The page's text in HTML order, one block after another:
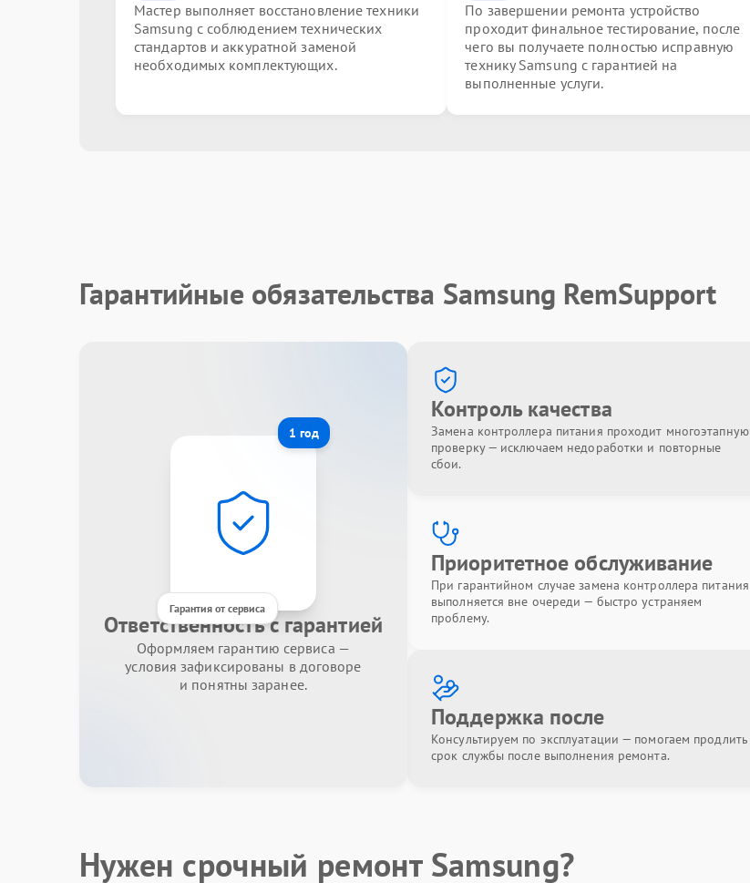
Мастер выполняет восстановление техники
Samsung с соблюдением технических
стандартов и аккуратной заменой
необходимых комплектующих.
По завершении ремонта устройство
проходит финальное тестирование, после
чего вы получаете полностью исправную
технику Samsung с гарантией на
выполненные услуги.
Гарантийные обязательства Samsung RemSupport
1 год
Гарантия от сервиса
Ответственность с гарантией
Оформляем гарантию сервиса —
условия зафиксированы в договоре
и понятны заранее.
Контроль качества
Замена контроллера питания проходит многоэтапную
проверку — исключаем недоработки и повторные
сбои.
Приоритетное обслуживание
При гарантийном случае замена контроллера питания
выполняется вне очереди — быстро устраняем
проблему.
Поддержка после
Консультируем по эксплуатации — помогаем продлить
срок службы после выполнения ремонта.
Нужен срочный ремонт Samsung?